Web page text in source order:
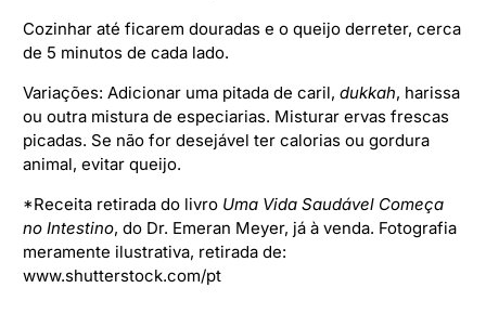
Cozinhar até ficarem douradas e o queijo derreter, cerca
de 5 minutos de cada lado.
Variações: Adicionar uma pitada de caril,dukkah, harissa
ou outra mistura de especiarias. Misturar ervas frescas
picadas. Se não for desejável ter calorias ou gordura
animal, evitar queijo.
*Receita retirada do livro Uma Vida Saudável Começa
no Intestino, do Dr. Emeran Meyer, já à venda. Fotografia
meramente ilustrativa, retirada de:
www.shutterstock.com/pt